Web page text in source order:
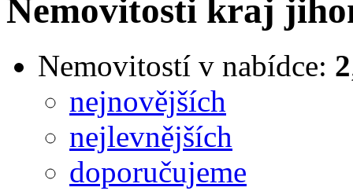
Nemovitosti kraj
Nemovitostí v nabídce: 2
nejnovějších
nejlevnějších
doporučujeme